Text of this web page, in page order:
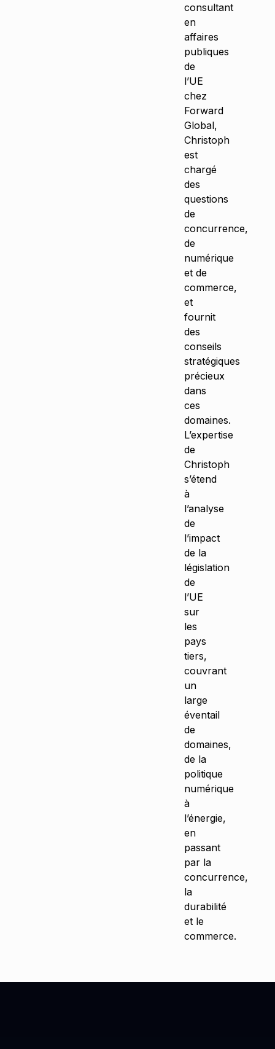
consultant
en
affaires
publiques
de
l’UE
chez
Forward
Global,
Christoph
est
chargé
des
questions
de
concurrence,
de
numérique
et de
commerce,
et
fournit
des
conseils
stratégiques
précieux
dans
ces
domaines.
L’expertise
de
Christoph
s’étend
à
l’analyse
de
l’impact
de la
législation
de
l’UE
sur
les
pays
tiers,
couvrant
un
large
éventail
de
domaines,
de la
politique
numérique
à
l’énergie,
en
passant
par la
concurrence,
la
durabilité
et le
commerce.